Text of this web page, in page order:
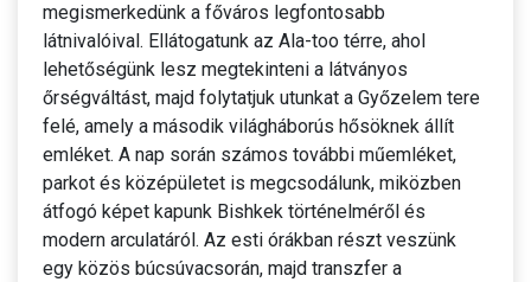
megismerkedünk a főváros legfontosabb
látnivalóival. Ellátogatunk az Ala-too térre, ahol
lehetőségünk lesz megtekinteni a látványos
őrségváltást, majd folytatjuk utunkat a Győzelem tere
felé, amely a második világháborús hősöknek állít
emléket. A nap során számos további műemléket,
parkot és középületet is megcsodálunk, miközben
átfogó képet kapunk Bishkek történelméről és
modern arculatáról. Az esti órákban részt veszünk
egy közös búcsúvacsorán, majd transzfer a